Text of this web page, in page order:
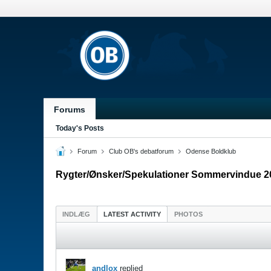
Forums
Today's Posts
Forum Club OB's debatforum Odense Boldklub
Rygter/Ønsker/Spekulationer Sommervindue
INDLÆG LATEST ACTIVITY PHOTOS
andlox replied